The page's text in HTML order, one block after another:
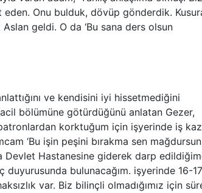
eden. Onu bulduk, dövüp gönderdik.
geldi. O da ‘Bu sana ders olsun
ve kendisini iyi hissetmediğini
bölümüne götürdüğünü anlatan Gezer,
korktuğum için işyerinde iş
‘Bu işin peşini bırakma sen
Devlet Hastanesine giderek darp
duyurusunda bulunacağım. işyerinde 16-17
var. Biz bilinçli olmadığımız için